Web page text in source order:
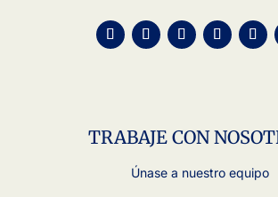
TRABAJE CON
Únase a nuestro equipo